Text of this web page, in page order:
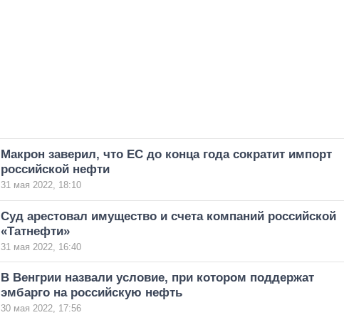
Макрон заверил, что ЕС до конца года сократит импорт
российской нефти
31 мая 2022, 18:10
Суд арестовал имущество и счета компаний российской
«Татнефти»
31 мая 2022, 16:40
В Венгрии назвали условие, при котором поддержат
эмбарго на российскую нефть
30 мая 2022, 17:56